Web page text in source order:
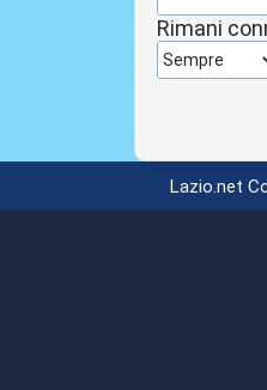
Rimani
Lazio.net